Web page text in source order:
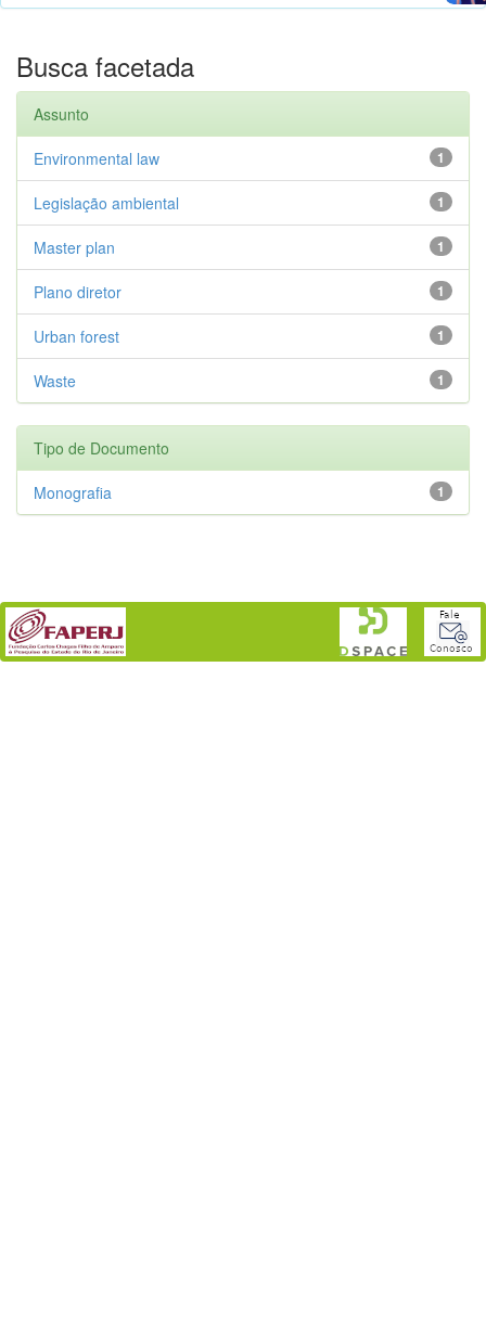
Busca facetada
Assunto
1
Environmental law
1
Legislação ambiental
1
Master plan
1
Plano diretor
1
Urban forest
1
Waste
Tipo de Documento
1
Monografia